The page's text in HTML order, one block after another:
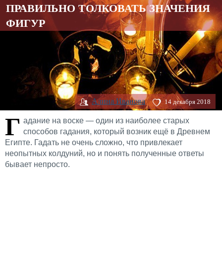
ПРАВИЛЬНО ТОЛКОВАТЬ ЗНАЧЕНИЯ
ФИГУР
Алина Иванова 14 декабря 2018
Г адание на воске — один из наиболее старых
способов гадания, который возник ещё в Древнем
Египте. Гадать не очень сложно, что привлекает
неопытных колдуний, но и понять полученные ответы
бывает непросто.